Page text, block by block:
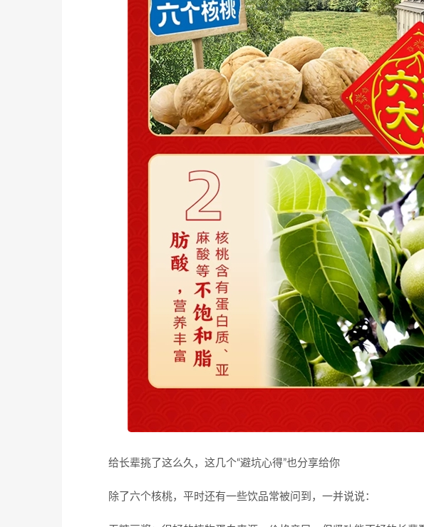
给长辈挑了这么久，这几个“避坑心得”也分享给你
除了六个核桃，平时还有一些饮品常被问到，一并说说：